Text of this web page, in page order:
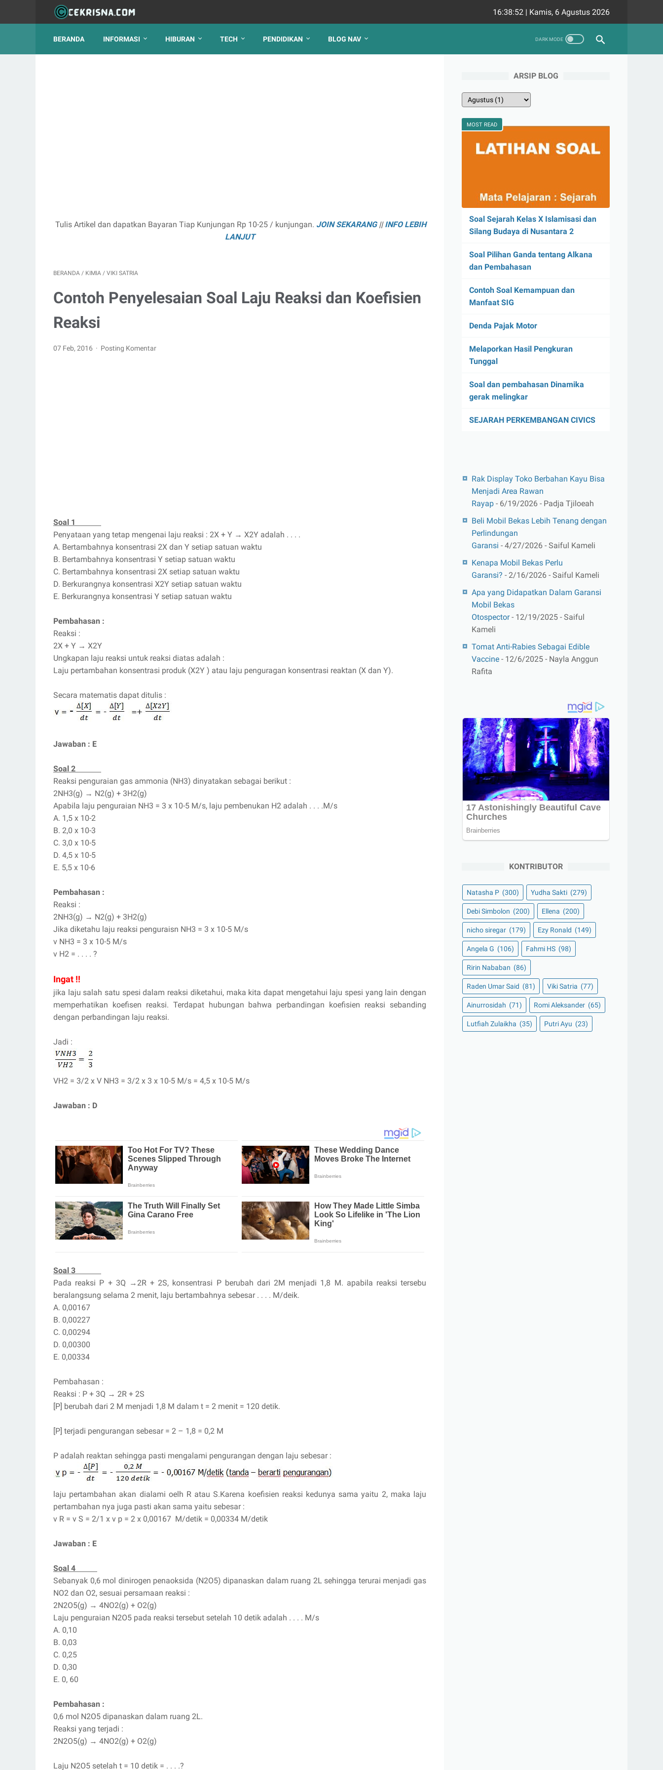
16:38:53 | Kamis, 6 Agustus 2026
BERANDA INFORMASI HIBURAN TECH PENDIDIKAN BLOG NAV
Tulis Artikel dan dapatkan Bayaran Tiap Kunjungan Rp 10-25 / kunjungan. JOIN SEKARANG||INFO LEBIH
LANJUT
BERANDA / KIMIA / VIKI SATRIA
Contoh Penyelesaian Soal Laju Reaksi dan Koefisien
Reaksi
07 Feb, 2016 Posting Komentar
Soal 1
Penyataan yang tetap mengenai laju reaksi : 2X + Y → X2Y adalah . . . .
A. Bertambahnya konsentrasi 2X dan Y setiap satuan waktu
B. Bertambahnya konsentrasi Y setiap satuan waktu
C. Bertambahnya konsentrasi 2X setiap satuan waktu
D. Berkurangnya konsentrasi X2Y setiap satuan waktu
E. Berkurangnya konsentrasi Y setiap satuan waktu
Pembahasan :
Reaksi :
2X + Y → X2Y
Ungkapan laju reaksi untuk reaksi diatas adalah :
Laju pertambahan konsentrasi produk (X2Y ) atau laju penguragan konsentrasi reaktan (X dan Y).
Secara matematis dapat ditulis :
Jawaban : E
Soal 2
Reaksi penguraian gas ammonia (NH3) dinyatakan sebagai berikut :
2NH3(g) → N2(g) + 3H2(g)
Apabila laju penguraian NH3 = 3 x 10-5 M/s, laju pembenukan H2 adalah . . . .M/s
A. 1,5 x 10-2
B. 2,0 x 10-3
C. 3,0 x 10-5
D. 4,5 x 10-5
E. 5,5 x 10-6
Pembahasan :
Reaksi :
2NH3(g) → N2(g) + 3H2(g)
Jika diketahu laju reaksi penguraisn NH3 = 3 x 10-5 M/s
v NH3 = 3 x 10-5 M/s
v H2 = . . . . ?
Ingat !!
jika laju salah satu spesi dalam reaksi diketahui, maka kita dapat mengetahui laju spesi yang lain dengan
memperhatikan koefisen reaksi. Terdapat hubungan bahwa perbandingan koefisien reaksi sebanding
dengan perbandingan laju reaksi.
Jadi :
VH2 = 3/2 x V NH3 = 3/2 x 3 x 10-5 M/s = 4,5 x 10-5 M/s
Jawaban : D
Soal 3
Pada reaksi P + 3Q →2R + 2S, konsentrasi P berubah dari 2M menjadi 1,8 M. apabila reaksi tersebu
beralangsung selama 2 menit, laju bertambahnya sebesar . . . . M/deik.
A. 0,00167
B. 0,00227
C. 0,00294
D. 0,00300
E. 0,00334
Pembahasan :
Reaksi : P + 3Q → 2R + 2S
[P] berubah dari 2 M menjadi 1,8 M dalam t = 2 menit = 120 detik.
[P] terjadi pengurangan sebesar = 2 – 1,8 = 0,2 M
P adalah reaktan sehingga pasti mengalami pengurangan dengan laju sebesar :
laju pertambahan akan dialami oelh R atau S.Karena koefisien reaksi kedunya sama yaitu 2, maka laju
pertambahan nya juga pasti akan sama yaitu sebesar :
v R = v S = 2/1 x v p = 2 x 0,00167 M/detik = 0,00334 M/detik
Jawaban : E
Soal 4
Sebanyak 0,6 mol dinirogen penaoksida (N2O5) dipanaskan dalam ruang 2L sehingga terurai menjadi gas
NO2 dan O2, sesuai persamaan reaksi :
2N2O5(g) → 4NO2(g) + O2(g)
Laju penguraian N2O5 pada reaksi tersebut setelah 10 detik adalah . . . . M/s
A. 0,10
B. 0,03
C. 0,25
D. 0,30
E. 0, 60
Pembahasan :
0,6 mol N2O5 dipanaskan dalam ruang 2L.
Reaksi yang terjadi :
2N2O5(g) → 4NO2(g) + O2(g)
Laju N2O5 setelah t = 10 detik = . . . .?
ARSIP BLOG
MOST READ
Soal Sejarah Kelas X Islamisasi dan
Silang Budaya di Nusantara 2
Soal Pilihan Ganda tentang Alkana
dan Pembahasan
Contoh Soal Kemampuan dan
Manfaat SIG
Denda Pajak Motor
Melaporkan Hasil Pengkuran
Tunggal
Soal dan pembahasan Dinamika
gerak melingkar
SEJARAH PERKEMBANGAN CIVICS
Rak Display Toko Berbahan Kayu Bisa
Menjadi Area Rawan
Rayap - 6/19/2026 - Padja Tjiloeah
Beli Mobil Bekas Lebih Tenang dengan
Perlindungan
Garansi - 4/27/2026 - Saiful Kameli
Kenapa Mobil Bekas Perlu
Garansi? - 2/16/2026 - Saiful Kameli
Apa yang Didapatkan Dalam Garansi
Mobil Bekas
Otospector- 12/19/2025 - Saiful
Kameli
Tomat Anti-Rabies Sebagai Edible
Vaccine - 12/6/2025 - Nayla Anggun
Rafita
KONTRIBUTOR
Natasha P (300) Yudha Sakti (279)
Debi Simbolon (200) Ellena (200)
nicho siregar (179) Ezy Ronald (149)
Angela G (106) Fahmi HS (98)
Ririn Nababan (86)
Raden Umar Said (81) Viki Satria (77)
Ainurrosidah (71) Romi Aleksander (65)
Lutfiah Zulaikha (35) Putri Ayu (23)